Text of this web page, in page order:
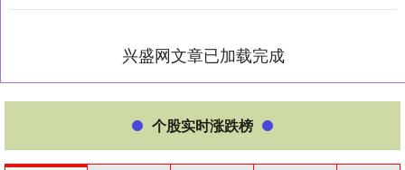
兴盛网文章已加载完成
个股实时涨跌榜